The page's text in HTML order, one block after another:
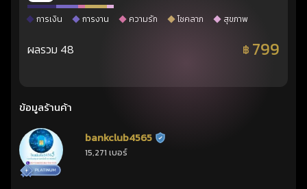
การเงิน การงาน ความรัก โชคลาภ สุขภาพ
ผลรวม 48 ฿ 799
ข้อมูลร้านค้า
bankclub4565 ร้านยืนยันแล้ว
15,271 เบอร์